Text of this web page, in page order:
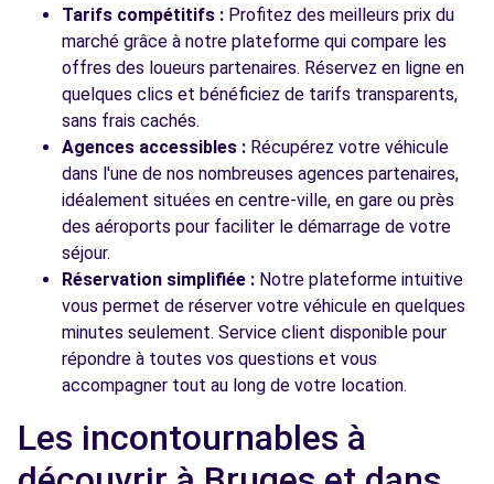
Tarifs compétitifs : Profitez des meilleurs prix du
marché grâce à notre plateforme qui compare les
offres des loueurs partenaires. Réservez en ligne en
quelques clics et bénéficiez de tarifs transparents,
sans frais cachés.
Agences accessibles : Récupérez votre véhicule
dans l'une de nos nombreuses agences partenaires,
idéalement situées en centre-ville, en gare ou près
des aéroports pour faciliter le démarrage de votre
séjour.
Réservation simplifiée : Notre plateforme intuitive
vous permet de réserver votre véhicule en quelques
minutes seulement. Service client disponible pour
répondre à toutes vos questions et vous
accompagner tout au long de votre location.
Les incontournables à